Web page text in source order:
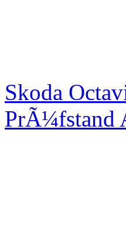
Skoda
PrÃ¼fstand